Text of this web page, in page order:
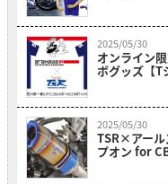
2025/05/30
オンライン
ボグッズ【T
2025/05/30
TSR×アール
プオン for